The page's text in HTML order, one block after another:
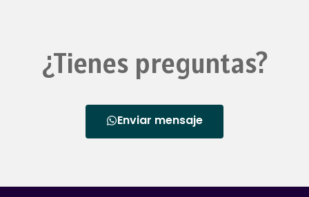
¿Tienes preguntas?
Enviar mensaje